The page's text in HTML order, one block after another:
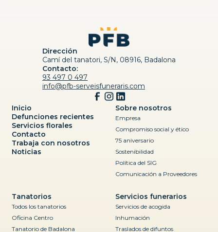
Dirección
Camí del tanatori, S/N, 08916, Badalona
Contacto:
93 497 0 497
info@pfb-serveisfuneraris.com
Inicio
Defunciones recientes
Servicios florales
Contacto
Trabaja con nosotros
Noticias
Sobre nosotros
Empresa
Compromiso social y ético
75 aniversario
Sostenibilidad
Política del SIG
Comunicación a Proveedores
Tanatorios
Todos los tanatorios
Oficina Centro
Tanatorio de Badalona
Servicios funerarios
Servicios de acogida
Inhumación
Traslados de difuntos